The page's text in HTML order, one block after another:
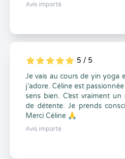
Avis importé
5
1
5
0 5 / 5
Je vais au cours de yin yoga
j’adore. Céline est
sens bien. C’est vraiment
de détente. Je prends
Merci Céline 🙏
Avis importé